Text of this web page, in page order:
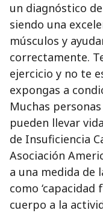
un diagnóstico
siendo una
músculos y
correctamente.
ejercicio y no te
expongas a
Muchas
pueden llevar
de Insuficiencia
Asociación
a una medida de
como ‘capacidad
cuerpo a la